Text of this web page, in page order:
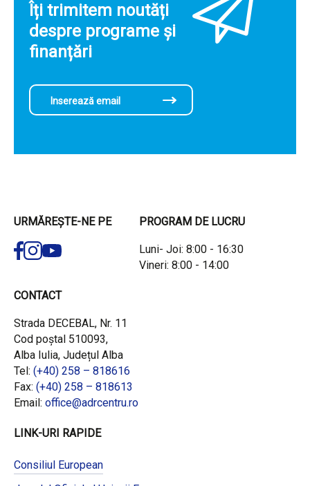
Îți trimitem noutăți
despre programe și
finanțări
URMĂREȘTE-NE PE PROGRAM DE LUCRU
Luni- Joi: 8:00 - 16:30
Vineri: 8:00 - 14:00
CONTACT
Strada DECEBAL, Nr. 11
Cod poștal 510093,
Alba Iulia, Județul Alba
Tel: (+40) 258 – 818616
Fax: (+40) 258 – 818613
Email: office@adrcentru.ro
LINK-URI RAPIDE
Consiliul European